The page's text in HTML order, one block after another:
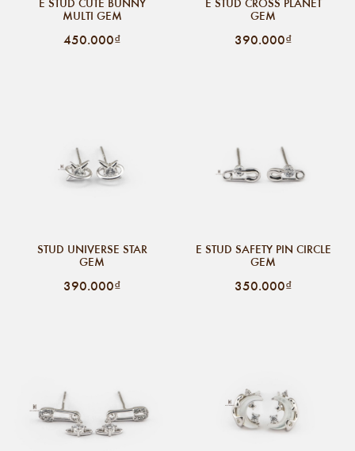
MULTI GEM
450.000₫
GEM
390.000₫
STUD UNIVERSE STAR
GEM
390.000₫
E STUD SAFETY PIN CIRCLE
GEM
350.000₫